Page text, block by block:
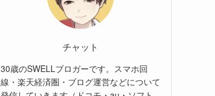
チャット
30歳のSWELLブロガーです。スマホ回
線・楽天経済圏・ブログ運営などについて